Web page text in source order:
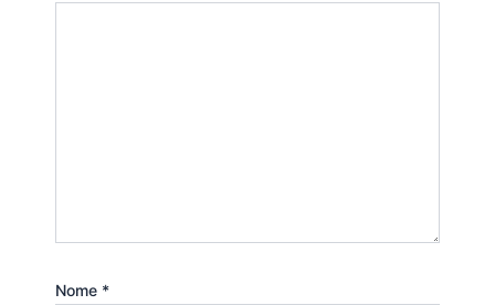
Nome *